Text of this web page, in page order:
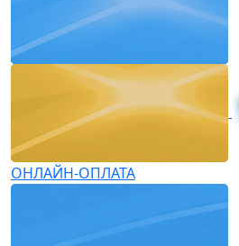
ОНЛАЙН-ОПЛАТА